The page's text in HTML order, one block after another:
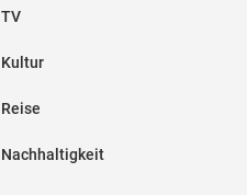
TV
Kultur
Reise
Nachhaltigkeit